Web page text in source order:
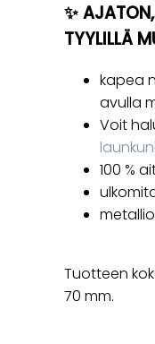
✨
TYYLILLÄ
kapea
avulla
Voit
100 %
Tuotteen
70 mm.